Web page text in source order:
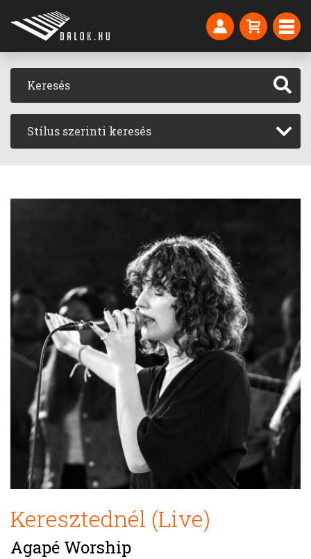
Stílus szerinti keresés
Keresztednél (Live)
Agapé Worship